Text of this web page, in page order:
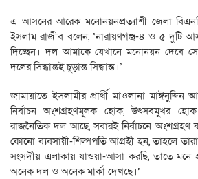
এ আসনের আরেক মনোনয়নপ্রত্যাশী জেলা
ইসলাম রাজীব বলেন, ‘নারায়ণগঞ্জ-৪ ও ৫ দুটি
দিচ্ছেন। দল আমাকে যেখানে মনোনয়ন দেবে
দলের সিদ্ধান্তই চূড়ান্ত সিদ্ধান্ত।’
জামায়াতে ইসলামীর প্রার্থী মাওলানা
নির্বাচন অংশগ্রহণমূলক হোক, উৎসবমুখর
রাজনৈতিক দল আছে, সবারই নির্বাচনে
কোনো ব্যবসায়ী-শিল্পপতি আগ্রহী হন, তাহলে
সংসদীয় এলাকায় যাওয়া-আসা করছি, তাতে
অনেক দল ও অনেক মার্কা দেখছে।’